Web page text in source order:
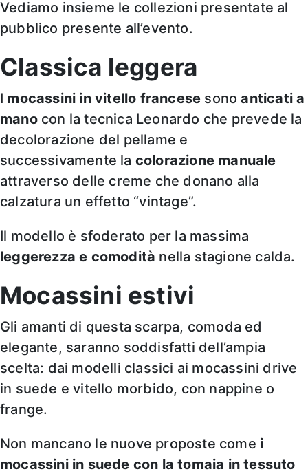
Vediamo insieme le collezioni presentate al
pubblico presente all’evento.
Classica leggera
I mocassini in vitello francese sonoanticati a
manocon la tecnica Leonardo che prevede la
decolorazione del pellame e
successivamente la colorazione manuale
attraverso delle creme che donano alla
calzatura un effetto “vintage”.
Il modello è sfoderato per la massima
leggerezza e comodità nella stagione calda.
Mocassini estivi
Gli amanti di questa scarpa, comoda ed
elegante, saranno soddisfatti dell’ampia
scelta: dai modelli classici ai mocassini drive
in suede e vitello morbido, con nappine o
frange.
Non mancano le nuove proposte come i
mocassini in suede con la tomaia in tessuto